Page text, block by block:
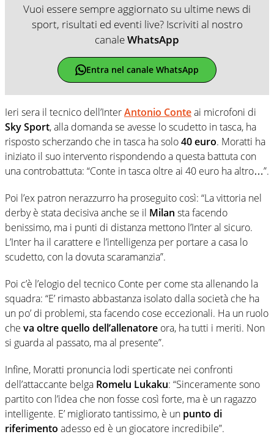
Vuoi essere sempre aggiornato su ultime news di
sport, risultati ed eventi live? Iscriviti al nostro
canaleWhatsApp
Entra nel canale WhatsApp
Ieri sera il tecnico dell’InterAntonio Conteai microfoni di
Sky Sport, alla domanda se avesse lo scudetto in tasca, ha
risposto scherzando che in tasca ha solo40 euro. Moratti ha
iniziato il suo intervento rispondendo a questa battuta con
una controbattuta: “Conte in tasca oltre ai 40 euro ha altro…”.
Poi l’ex patron nerazzurro ha proseguito così: “La vittoria nel
derby è stata decisiva anche se il Milan sta facendo
benissimo, ma i punti di distanza mettono l’Inter al sicuro.
L’Inter ha il carattere e l’intelligenza per portare a casa lo
scudetto, con la dovuta scaramanzia”.
Poi c’è l’elogio del tecnico Conte per come sta allenando la
squadra: “E’ rimasto abbastanza isolato dalla società che ha
un po’ di problemi, sta facendo cose eccezionali. Ha un ruolo
che va oltre quello dell’allenatore ora, ha tutti i meriti. Non
si guarda al passato, ma al presente”.
Infine, Moratti pronuncia lodi sperticate nei confronti
dell’attaccante belga Romelu Lukaku: “Sinceramente sono
partito con l’idea che non fosse così forte, ma è un ragazzo
intelligente. E’ migliorato tantissimo, è un punto di
riferimento adesso ed è un giocatore incredibile”.